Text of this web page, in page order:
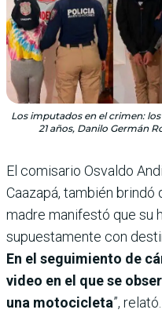
Los imputados en el crimen:
21 años, Danilo Germán
El comisario Osvaldo
Caazapá, también brindó
madre manifestó que su
supuestamente con
En el seguimiento de
video en el que se
una motocicleta”, relató.